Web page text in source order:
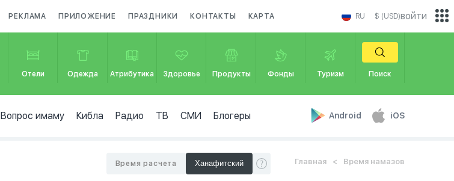
РЕКЛАМА ПРИЛОЖЕНИЕ ПРАЗДНИКИ КОНТАКТЫ КАРТА RU $ (USD)
Отели Одежда Атрибутика Здоровье Продукты Фонды Туризм Поиск
Вопрос имаму Кибла Радио ТВ СМИ Блогеры Android iOS
войти
Главная Время намазов
Время расчета